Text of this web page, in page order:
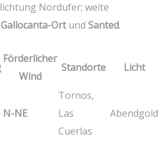
Nordufer; weite
Gallocanta-OrtundSanted.
Förderlicher
Wind
Standorte Licht
N-NE
Tornos,⁣
Las
Cuerlas
Abendgold